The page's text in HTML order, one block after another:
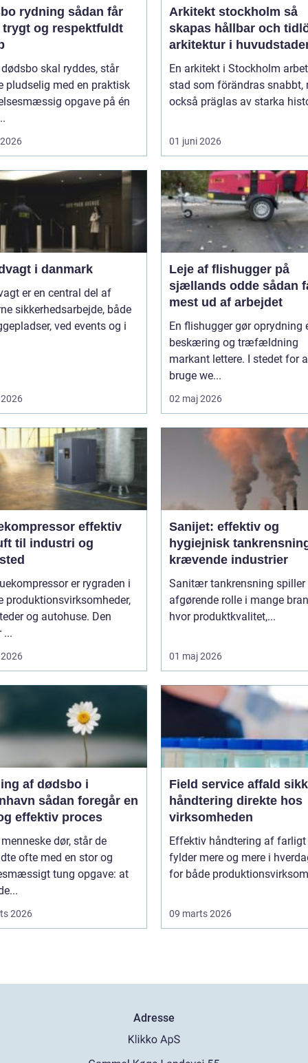
sådan får
trygt og respektfuldt
skal ryddes, står
pludselig med en praktisk
opgave på én
Arkitekt stockholm så
skapas hållbar och
arkitektur i
En arkitekt i Stockholm
stad som förändras snabbt,
också präglas av starka
01 juni 2026
i danmark
er en central del af
sikkerhedsarbejde, både
ved events og i
Leje af flishugger på
sjællands odde sådan får du
mest ud af arbejdet
En flishugger gør oprydning
beskæring og træfældning
markant lettere. I stedet for
bruge we...
02 maj 2026
effektiv
til industri og
er rygraden i
produktionsvirksomheder,
og autohuse. Den
...
Sanijet: effektiv og
hygiejnisk
krævende industrier
Sanitær tankrensning spiller
afgørende rolle i mange
hvor produktkvalitet,...
01 maj 2026
af dødsbo i
foregår en
effektiv proces
dør, står de
ofte med en stor og
tung opgave: at
2026
Field service affald sikker
håndtering direkte hos
virksomheden
Effektiv håndtering af
fylder mere og mere i
for både
09 marts 2026
Adresse